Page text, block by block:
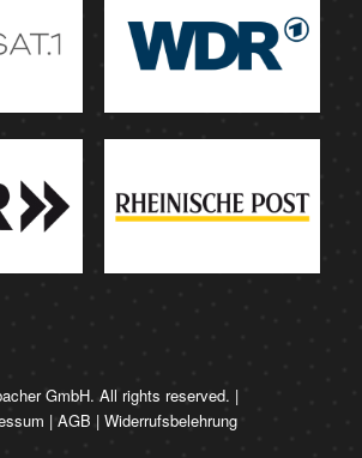
GmbH. All rights reserved. |
| AGB | Widerrufsbelehrung